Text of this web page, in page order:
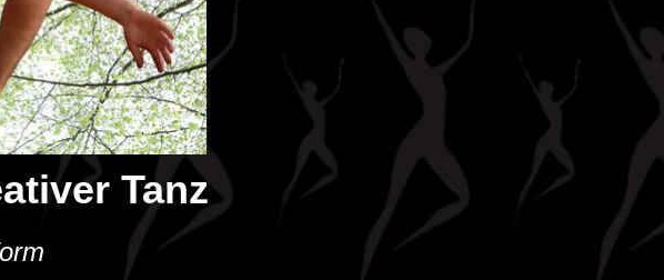
Tanz